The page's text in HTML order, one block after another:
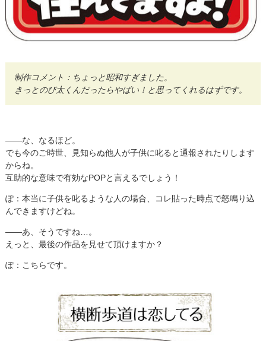
制作コメント：ちょっと昭和すぎました。
きっとのび太くんだったらやばい！と思ってくれるはずです。
――な、なるほど。
でも今のご時世、見知らぬ他人が子供に叱ると通報されたりします
からね。
互助的な意味で有効なPOPと言えるでしょう！
ぽ：本当に子供を叱るような人の場合、コレ貼った時点で怒鳴り込
んできますけどね。
――あ、そうですね…。
えっと、最後の作品を見せて頂けますか？
ぽ：こちらです。